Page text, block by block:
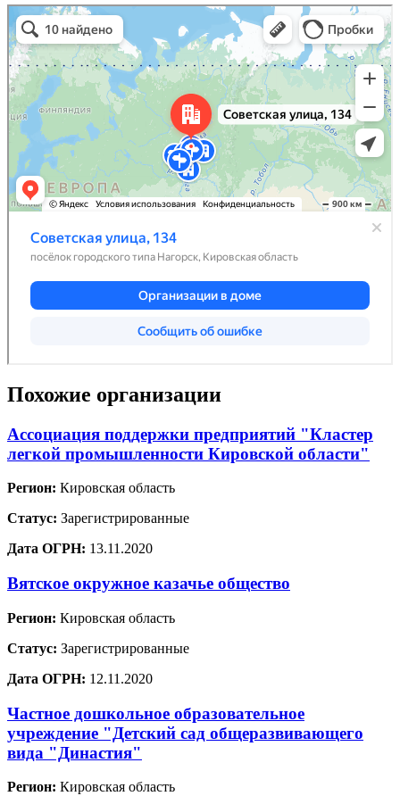
Похожие организации
Ассоциация поддержки предприятий "Кластер
легкой промышленности Кировской области"
Регион: Кировская область
Статус: Зарегистрированные
Дата ОГРН: 13.11.2020
Вятское окружное казачье общество
Регион: Кировская область
Статус: Зарегистрированные
Дата ОГРН: 12.11.2020
Частное дошкольное образовательное
учреждение "Детский сад общеразвивающего
вида "Династия"
Регион: Кировская область